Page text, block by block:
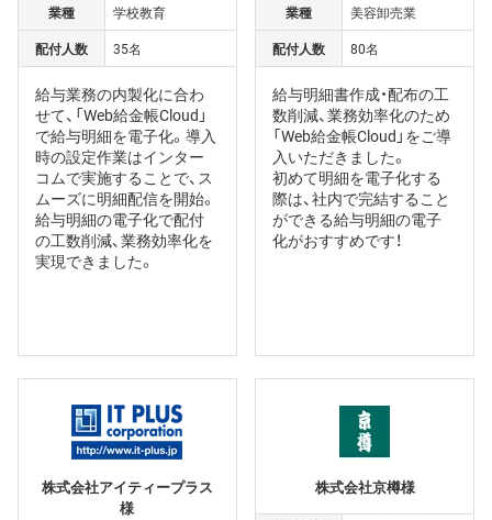
業種
学校教育
配付人数
35名
給与業務の内製化に合わ
せて、「Web給金帳Cloud」
で給与明細を電子化。導入
時の設定作業はインター
コムで実施することで、ス
ムーズに明細配信を開始。
給与明細の電子化で配付
の工数削減、業務効率化を
実現できました。
業種
美容卸売業
配付人数
80名
給与明細書作成・配布の工
数削減、業務効率化のため
「Web給金帳Cloud」をご導
入いただきました。
初めて明細を電子化する
際は、社内で完結すること
ができる給与明細の電子
化がおすすめです！
株式会社アイティープラス
様
株式会社京樽様